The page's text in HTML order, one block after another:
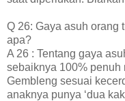
Q 26: Gaya asuh orang
apa?
A 26 : Tentang gaya
sebaiknya 100% penuh
Gembleng sesuai
anaknya punya ‘dua